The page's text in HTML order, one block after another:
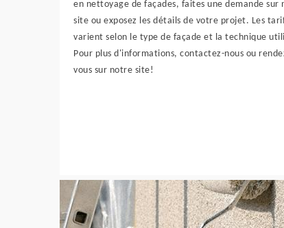
en nettoyage de façades, faites une demande sur
site ou exposez les détails de votre projet. Les
varient selon le type de façade et la technique
Pour plus d'informations, contactez-nous ou
vous sur notre site!